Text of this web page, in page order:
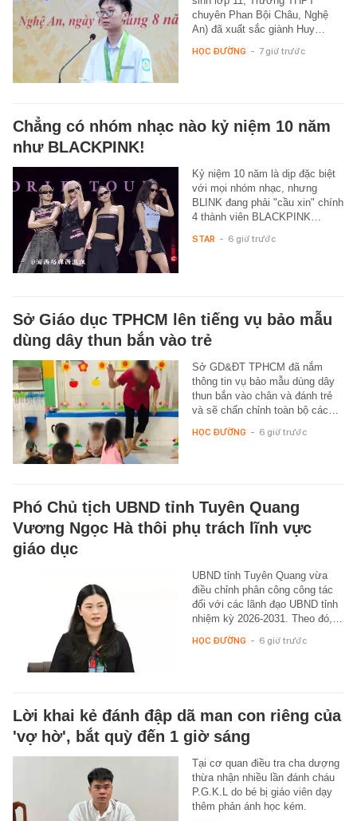
chuyên Phan Bội Châu, Nghệ
An) đã xuất sắc giành Huy…
HỌC ĐƯỜNG - 7 giờ trước
Chẳng có nhóm nhạc nào kỷ niệm 10 năm
như BLACKPINK!
Kỷ niệm 10 năm là dịp đặc biệt
với mọi nhóm nhạc, nhưng
BLINK đang phải "cầu xin" chính
4 thành viên BLACKPINK…
STAR - 6 giờ trước
Sở Giáo dục TPHCM lên tiếng vụ bảo mẫu
dùng dây thun bắn vào trẻ
Sở GD&ĐT TPHCM đã nắm
thông tin vụ bảo mẫu dùng dây
thun bắn vào chân và đánh trẻ
và sẽ chấn chỉnh toàn bộ các…
HỌC ĐƯỜNG - 6 giờ trước
Phó Chủ tịch UBND tỉnh Tuyên Quang
Vương Ngọc Hà thôi phụ trách lĩnh vực
giáo dục
UBND tỉnh Tuyên Quang vừa
điều chỉnh phân công công tác
đối với các lãnh đạo UBND tỉnh
nhiệm kỳ 2026-2031. Theo đó,…
HỌC ĐƯỜNG - 6 giờ trước
Lời khai kẻ đánh đập dã man con riêng của
'vợ hờ', bắt quỳ đến 1 giờ sáng
Tại cơ quan điều tra cha dượng
thừa nhận nhiều lần đánh cháu
P.G.K.L do bé bị giáo viên dạy
thêm phản ánh học kém.